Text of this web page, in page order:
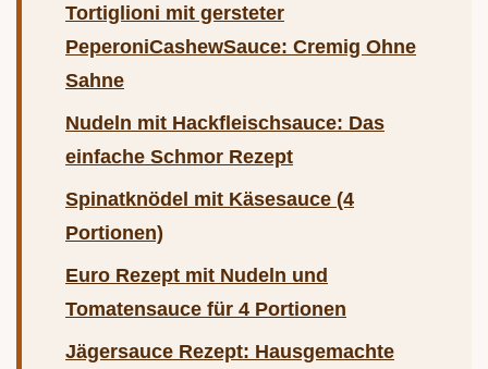
Tortiglioni mit gersteter
PeperoniCashewSauce: Cremig Ohne
Sahne
Nudeln mit Hackfleischsauce: Das
einfache Schmor Rezept
Spinatknödel mit Käsesauce (4
Portionen)
Euro Rezept mit Nudeln und
Tomatensauce für 4 Portionen
Jägersauce Rezept: Hausgemachte